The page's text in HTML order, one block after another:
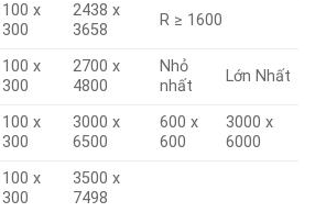
100 x
300
2438 x
3658
R ≥ 1600
100 x
300
2700 x
4800
Nhỏ
nhất
Lớn Nhất
100 x
300
3000 x
6500
600 x
600
3000 x
6000
100 x
300
3500 x
7498